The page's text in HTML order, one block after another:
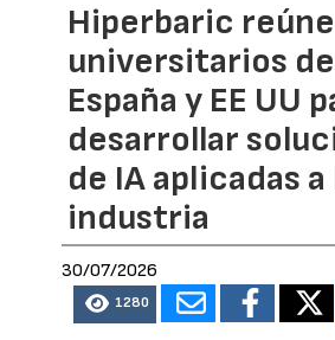
Hiperbaric
universitarios de
España y EE UU
desarrollar
de IA aplicadas a
industria
30/07/2026
1280